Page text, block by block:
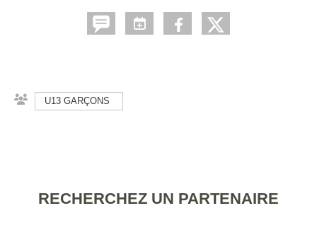
U13 GARÇONS
RECHERCHEZ UN PARTENAIRE